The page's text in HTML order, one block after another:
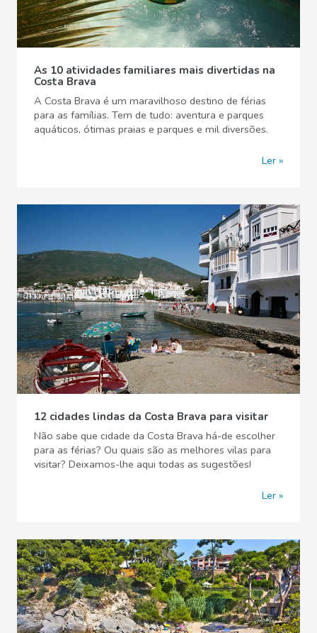
As 10 atividades familiares mais divertidas na
Costa Brava
A Costa Brava é um maravilhoso destino de férias
para as famílias. Tem de tudo: aventura e parques
aquáticos, ótimas praias e parques e mil diversões.
Ler
12 cidades lindas da Costa Brava para visitar
Não sabe que cidade da Costa Brava há-de escolher
para as férias? Ou quais são as melhores vilas para
visitar? Deixamos-lhe aqui todas as sugestões!
Ler